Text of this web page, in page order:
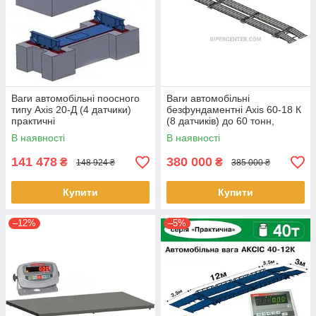
Ваги автомобільні поосного
типу Axis 20-Д (4 датчики)
практичні
В наявності
141 478 ₴ 148 924 ₴
Купити
Ваги автомобільні
безфундаментні Axis 60-18 К
(8 датчиків) до 60 тонн,
бюджет
В наявності
380 000 ₴ 385 000 ₴
Купити
–12% –5%